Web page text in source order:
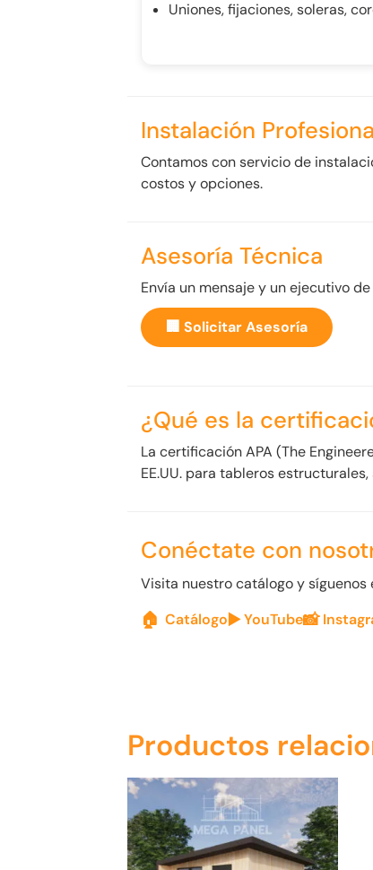
Uniones, fijaciones, soleras,
Instalación
Contamos con servicio de
costos y opciones.
Asesoría Técnica
Envía un mensaje y un ejecutivo
🏢 Solicitar Asesoría
¿Qué es la
La certificación APA (The
EE.UU. para tableros
Conéctate con
Visita nuestro catálogo y
🏠 Catálogo▶️YouTube📸
Productos